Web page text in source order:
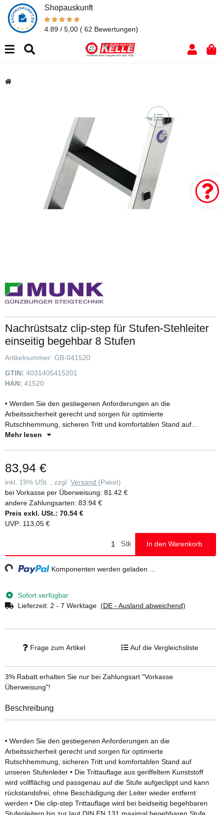
Shopauskunft
4.89 / 5,00 ( 62 Bewertungen)
Nachrüstsatz clip-step für Stufen-Stehleiter
einseitig begehbar 8 Stufen
Artikelnummer: GB-041520
GTIN: 4031405415201
HAN: 41520
• Werden Sie den gestiegenen Anforderungen an die
Arbeitssicherheit gerecht und sorgen für optimierte
Rutschhemmung, sicheren Tritt und komfortablen Stand auf
unseren Stufenleiter • Die Trittauflage aus geriffeltem Kunststoff
werden • Die clip-step Trittauflage wird bei beidseitig begehbaren
Stufenleitern bis zur laut DIN EN 131 maximal begehbaren Stufe
aufgebracht und funktioniert so als optische Kontrolle für den
korrekten Gebrauch der Leiter • Als Zubehör einzeln für 11,00 Euro
ohne MwSt./Stück (unverbindliche Preisempfehlung) für Ihre
Stufenleiter erhältlich
Mehr lesen
83,94 €
inkl. 19% USt. , zzgl. Versand (Paket)
bei Vorkasse per Überweisung: 81.42 €
andere Zahlungsarten: 83.94 €
Preis exkl. USt.: 70.54 €
UVP: 113,05 €
Stk In den Warenkorb
Komponenten werden geladen ...
Sofort verfügbar
Lieferzeit: 2 - 7 Werktage (DE - Ausland abweichend)
Frage zum Artikel Auf die Vergleichsliste
3% Rabatt erhalten Sie nur bei Zahlungsart "Vorkasse
Überweisung"!
Beschreibung
• Werden Sie den gestiegenen Anforderungen an die
Arbeitssicherheit gerecht und sorgen für optimierte
Rutschhemmung, sicheren Tritt und komfortablen Stand auf
unseren Stufenleiter • Die Trittauflage aus geriffeltem Kunststoff
wird vollflächig und passgenau auf die Stufe aufgeclippt und kann
rückstandsfrei, ohne Beschädigung der Leiter wieder entfernt
werden • Die clip-step Trittauflage wird bei beidseitig begehbaren
Stufenleitern bis zur laut DIN EN 131 maximal begehbaren Stufe